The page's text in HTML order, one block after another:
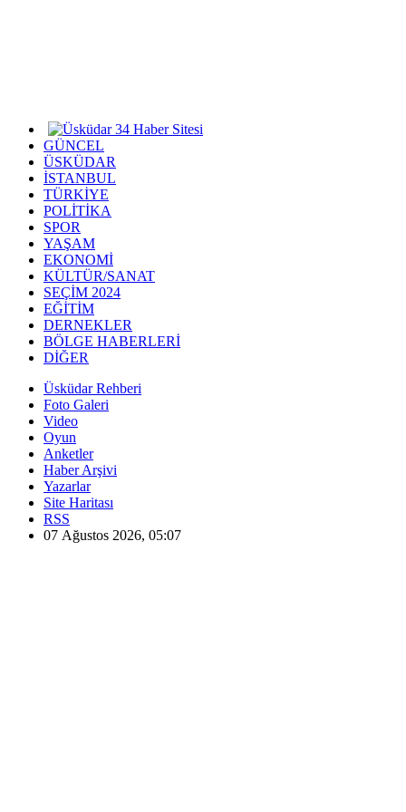
GÜNCEL
ÜSKÜDAR
İSTANBUL
TÜRKİYE
POLİTİKA
SPOR
YAŞAM
EKONOMİ
KÜLTÜR/SANAT
SEÇİM 2024
EĞİTİM
DERNEKLER
BÖLGE HABERLERİ
DİĞER
Üsküdar Rehberi
Foto Galeri
Video
Oyun
Anketler
Haber Arşivi
Yazarlar
Site Haritası
RSS
07 Ağustos 2026, 05:07